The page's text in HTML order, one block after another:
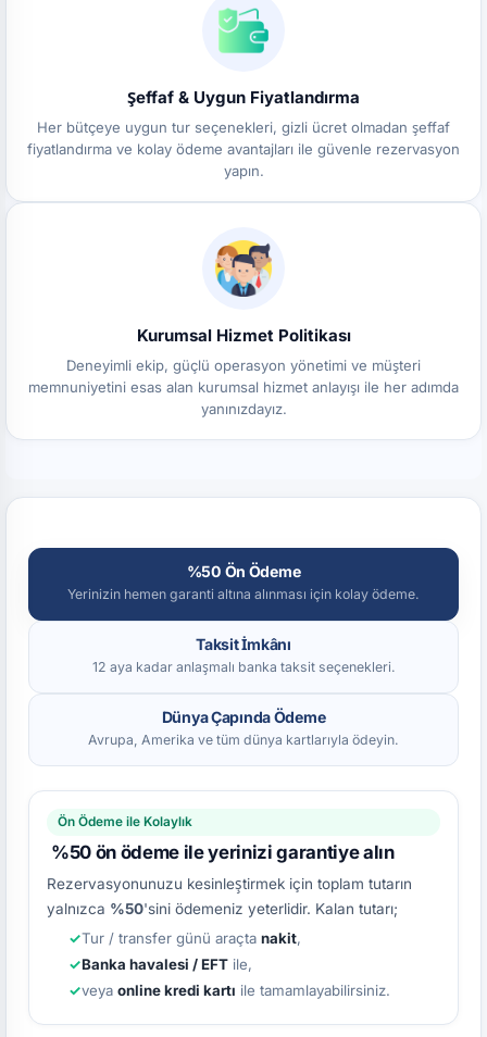
Şeffaf & Uygun Fiyatlandırma
Her bütçeye uygun tur seçenekleri, gizli ücret olmadan şeffaf
fiyatlandırma ve kolay ödeme avantajları ile güvenle rezervasyon
yapın.
Kurumsal Hizmet Politikası
Deneyimli ekip, güçlü operasyon yönetimi ve müşteri
memnuniyetini esas alan kurumsal hizmet anlayışı ile her adımda
yanınızdayız.
%50 Ön Ödeme
Yerinizin hemen garanti altına alınması için kolay ödeme.
Taksit İmkânı
12 aya kadar anlaşmalı banka taksit seçenekleri.
Dünya Çapında Ödeme
Avrupa, Amerika ve tüm dünya kartlarıyla ödeyin.
Ön Ödeme ile Kolaylık
%50 ön ödeme ile yerinizi garantiye alın
Rezervasyonunuzu kesinleştirmek için toplam tutarın
yalnızca %50'sini ödemeniz yeterlidir. Kalan tutarı;
Tur / transfer günü araçta nakit,
Banka havalesi / EFT ile,
veya online kredi kartı ile tamamlayabilirsiniz.